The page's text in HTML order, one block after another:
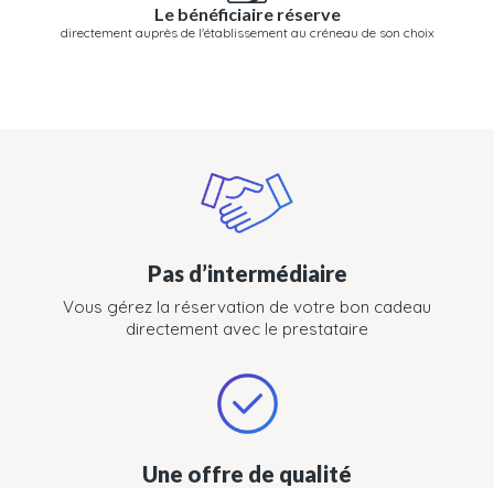
Le bénéficiaire réserve
directement auprès de l'établissement au créneau de son choix
Pas d’intermédiaire
Vous gérez la réservation de votre bon cadeau
directement avec le prestataire
Une offre de qualité